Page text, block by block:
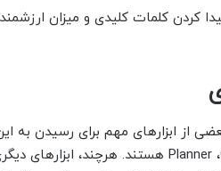
کردن کلمات کلیدی و میزان